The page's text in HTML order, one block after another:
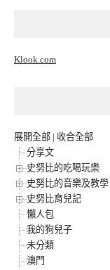
Klook.com
展開全部 | 收合全部
分享文
史努比的吃喝玩樂
史努比的音樂及教學
史努比育兒記
懶人包
我的狗兒子
未分類
澳門